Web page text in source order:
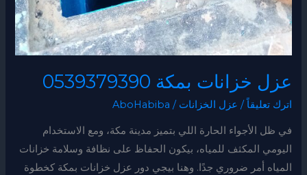
عزل خزانات بمكة 0539379390
اترك تعليقاً / عزل الخزانات /
AboHabiba
في ظل الأجواء الحارة اللي بتميز مدينة مكة، ومع الاستخدام
اليومي المكثف للمياه، بيكون الحفاظ على نظافة وسلامة خزانات
المياه أمر ضروري جدًا. وهنا بيجي دور عزل خزانات بمكة كخطوة